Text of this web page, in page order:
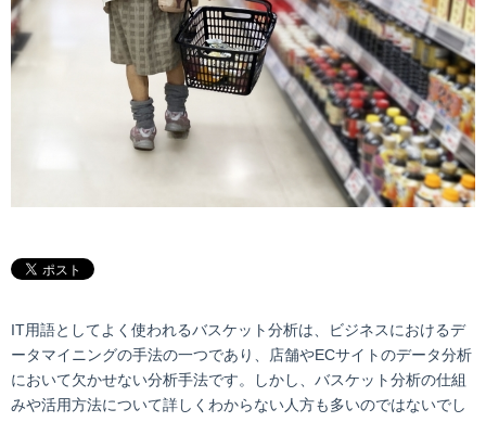
IT用語としてよく使われるバスケット分析は、ビジネスにおけるデ
ータマイニングの手法の一つであり、店舗やECサイトのデータ分析
において欠かせない分析手法です。しかし、バスケット分析の仕組
みや活用方法について詳しくわからない人方も多いのではないでし